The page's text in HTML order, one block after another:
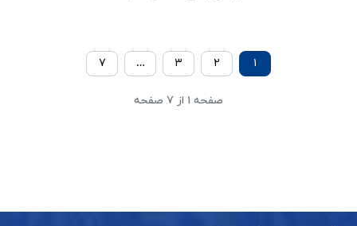
صفحه ۱ از ۷ صفحه
۱ ۲ ۳ … ۷